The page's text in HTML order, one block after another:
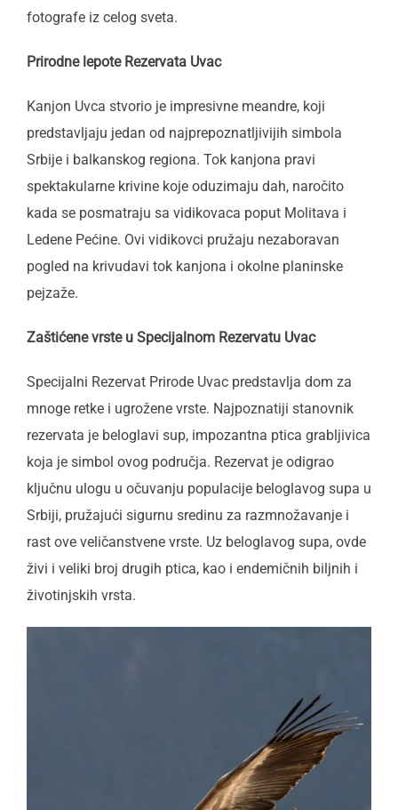
fotografe iz celog sveta.
Prirodne lepote Rezervata Uvac
Kanjon Uvca stvorio je impresivne meandre, koji
predstavljaju jedan od najprepoznatljivijih simbola
Srbije i balkanskog regiona. Tok kanjona pravi
spektakularne krivine koje oduzimaju dah, naročito
kada se posmatraju sa vidikovaca poput Molitava i
Ledene Pećine. Ovi vidikovci pružaju nezaboravan
pogled na krivudavi tok kanjona i okolne planinske
pejzaže.
Zaštićene vrste u Specijalnom Rezervatu Uvac
Specijalni Rezervat Prirode Uvac predstavlja dom za
mnoge retke i ugrožene vrste. Najpoznatiji stanovnik
rezervata je beloglavi sup, impozantna ptica grabljivica
koja je simbol ovog područja. Rezervat je odigrao
ključnu ulogu u očuvanju populacije beloglavog supa u
Srbiji, pružajući sigurnu sredinu za razmnožavanje i
rast ove veličanstvene vrste. Uz beloglavog supa, ovde
živi i veliki broj drugih ptica, kao i endemičnih biljnih i
životinjskih vrsta.